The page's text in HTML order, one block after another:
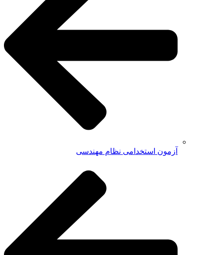
آزمون استخدامی نظام مهندسی